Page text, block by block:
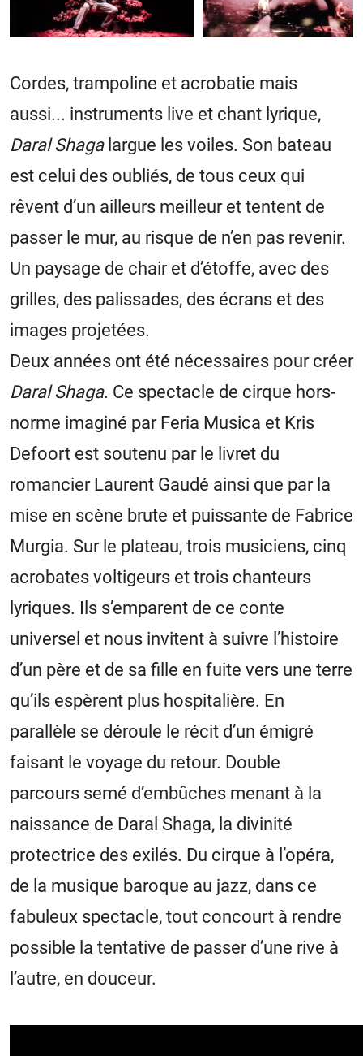
Cordes, trampoline et acrobatie mais
aussi... instruments live et chant lyrique,
Daral Shagalargue les voiles. Son bateau
est celui des oubliés, de tous ceux qui
rêvent d’un ailleurs meilleur et tentent de
passer le mur, au risque de n’en pas revenir.
Un paysage de chair et d’étoffe, avec des
grilles, des palissades, des écrans et des
images projetées.
Deux années ont été nécessaires pour créer
Daral Shaga. Ce spectacle de cirque hors-
norme imaginé par Feria Musica et Kris
Defoort est soutenu par le livret du
romancier Laurent Gaudé ainsi que par la
mise en scène brute et puissante de Fabrice
Murgia. Sur le plateau, trois musiciens, cinq
acrobates voltigeurs et trois chanteurs
lyriques. Ils s’emparent de ce conte
universel et nous invitent à suivre l’histoire
d’un père et de sa fille en fuite vers une terre
qu’ils espèrent plus hospitalière. En
parallèle se déroule le récit d’un émigré
faisant le voyage du retour. Double
parcours semé d’embûches menant à la
naissance de Daral Shaga, la divinité
protectrice des exilés. Du cirque à l’opéra,
de la musique baroque au jazz, dans ce
fabuleux spectacle, tout concourt à rendre
possible la tentative de passer d’une rive à
l’autre, en douceur.